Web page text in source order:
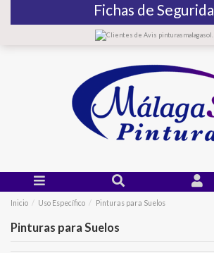
Fichas de
Inicio Uso Específico Pinturas para Suelos
Pinturas para Suelos